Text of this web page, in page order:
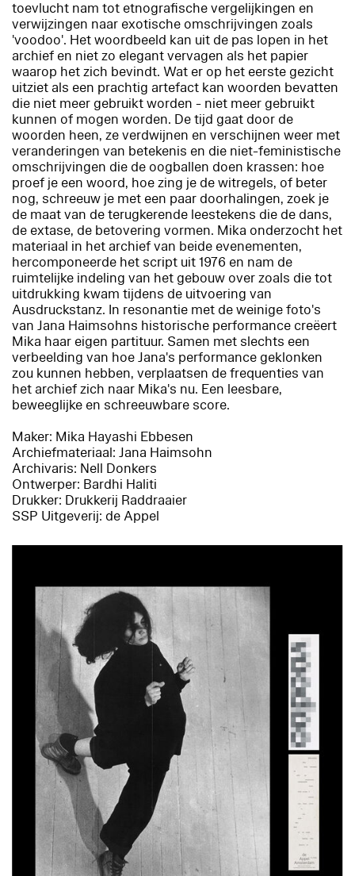
toevlucht nam tot etnografische vergelijkingen en
verwijzingen naar exotische omschrijvingen zoals
'voodoo'. Het woordbeeld kan uit de pas lopen in het
archief en niet zo elegant vervagen als het papier
waarop het zich bevindt. Wat er op het eerste gezicht
uitziet als een prachtig artefact kan woorden bevatten
die niet meer gebruikt worden - niet meer gebruikt
kunnen of mogen worden. De tijd gaat door de
woorden heen, ze verdwijnen en verschijnen weer met
veranderingen van betekenis en die niet-feministische
omschrijvingen die de oogballen doen krassen: hoe
proef je een woord, hoe zing je de witregels, of beter
nog, schreeuw je met een paar doorhalingen, zoek je
de maat van de terugkerende leestekens die de dans,
de extase, de betovering vormen. Mika onderzocht het
materiaal in het archief van beide evenementen,
hercomponeerde het script uit 1976 en nam de
ruimtelijke indeling van het gebouw over zoals die tot
uitdrukking kwam tijdens de uitvoering van
Ausdruckstanz. In resonantie met de weinige foto's
van Jana Haimsohns historische performance creëert
Mika haar eigen partituur. Samen met slechts een
verbeelding van hoe Jana's performance geklonken
zou kunnen hebben, verplaatsen de frequenties van
het archief zich naar Mika's nu. Een leesbare,
beweeglijke en schreeuwbare score.
Maker: Mika Hayashi Ebbesen
Archiefmateriaal: Jana Haimsohn
Archivaris: Nell Donkers
Ontwerper: Bardhi Haliti
Drukker: Drukkerij Raddraaier
SSP Uitgeverij: de Appel